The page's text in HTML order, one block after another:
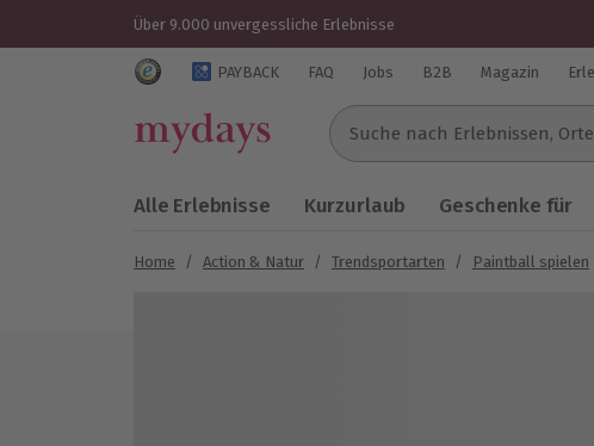
Über 9.000 unvergessliche Erlebnisse
Trustedshops Bewertungen für mydays.de
PAYBACK FAQ Jobs B2B Magazin
Suche nach Erlebnissen...
Alle Erlebnisse Kurzurlaub Geschenke für
Home / Action & Natur / Trendsportarten / Paintball spielen